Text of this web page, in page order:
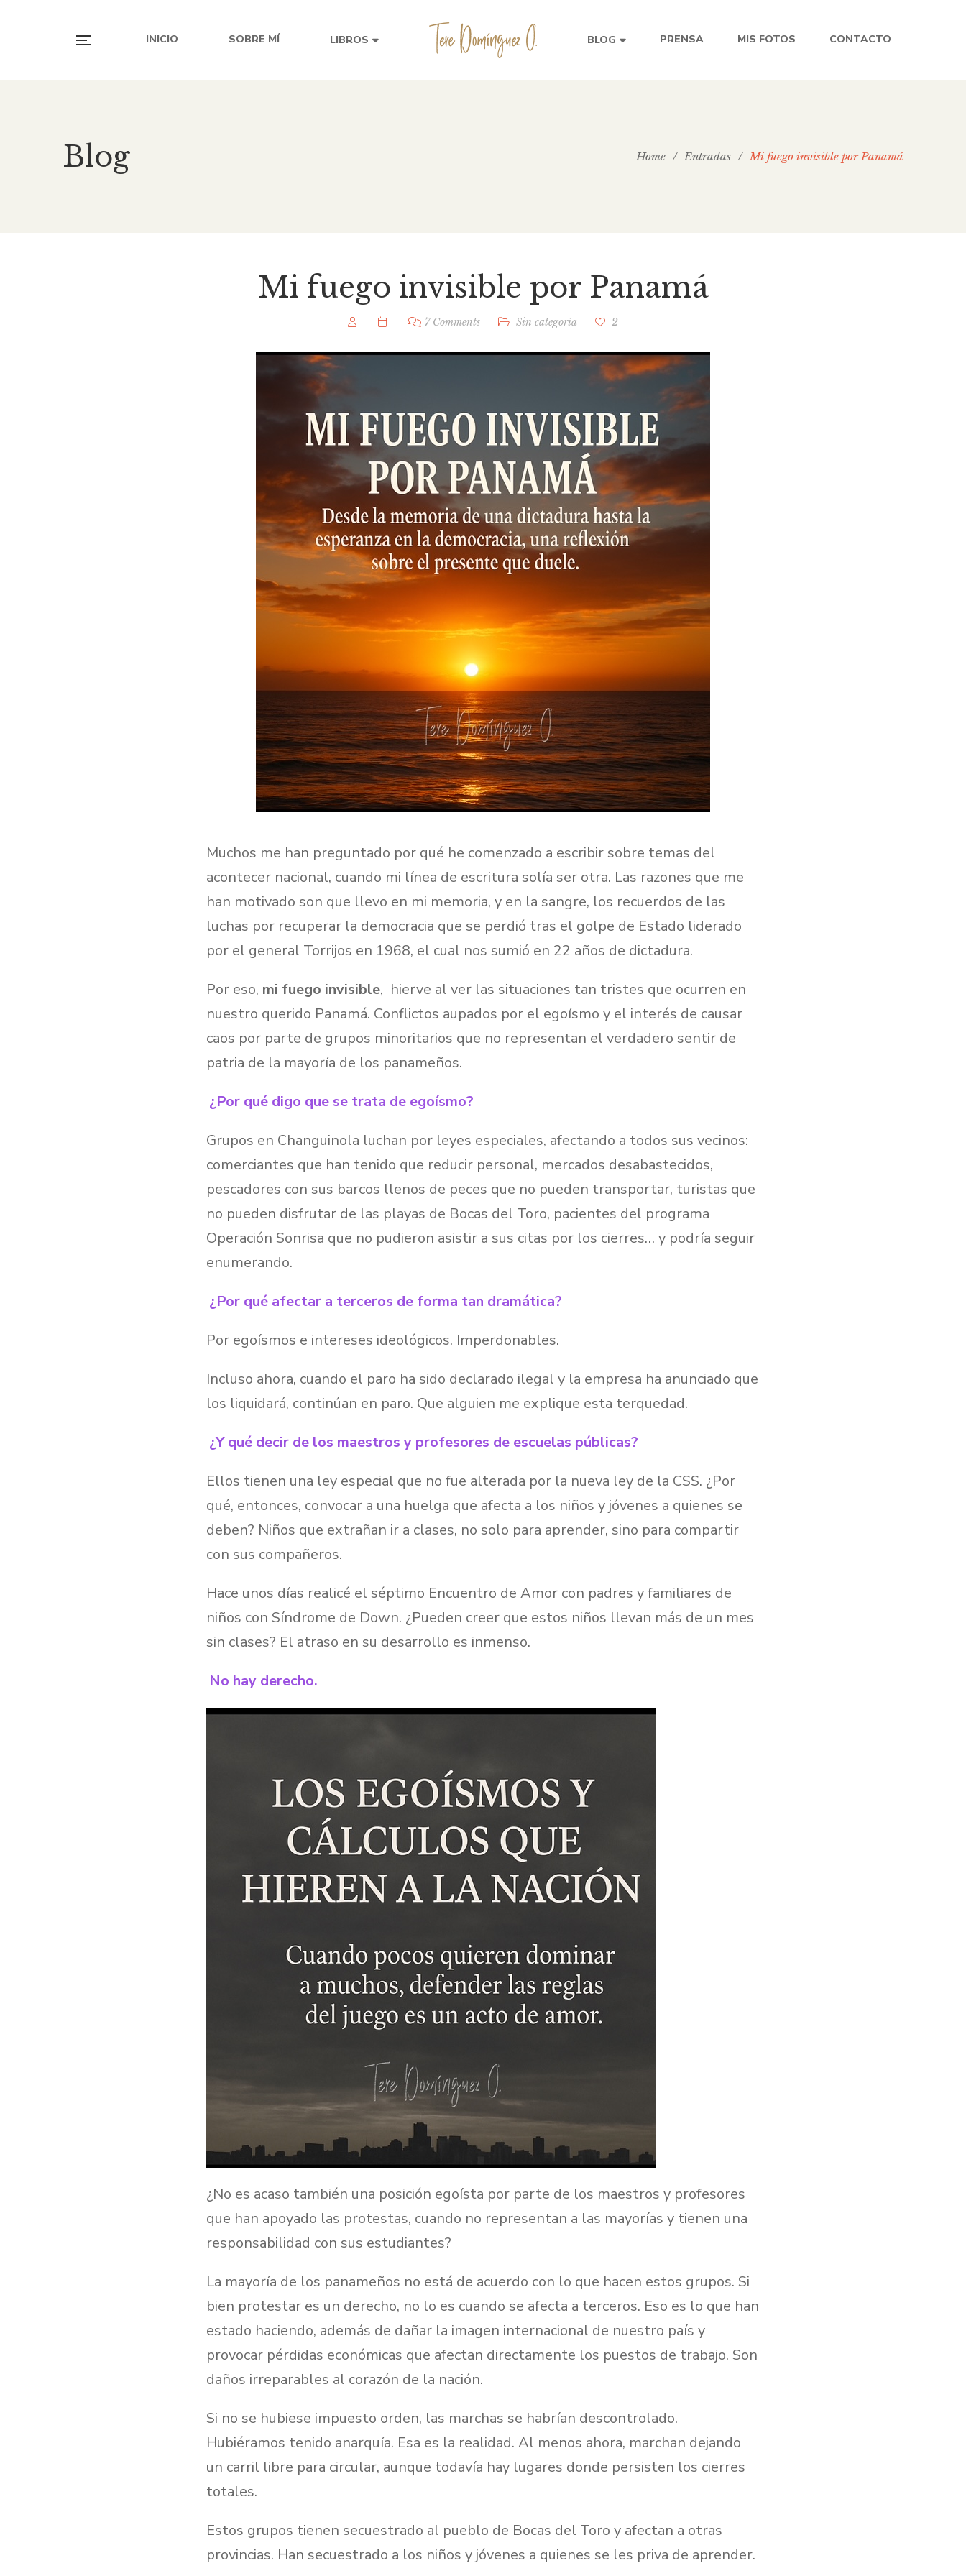
INICIO SOBRE MÍ LIBROS BLOG PRENSA MIS FOTOS CONTACTO
Blog Home / Entradas / Mi fuego invisible por Panamá
Mi fuego invisible por Panamá
7 Comments Sin categoría 2
Muchos me han preguntado por qué he comenzado a escribir sobre temas del
acontecer nacional, cuando mi línea de escritura solía ser otra. Las razones que me
han motivado son que llevo en mi memoria, y en la sangre, los recuerdos de las
luchas por recuperar la democracia que se perdió tras el golpe de Estado liderado
por el general Torrijos en 1968, el cual nos sumió en 22 años de dictadura.
Por eso, mi fuego invisible, hierve al ver las situaciones tan tristes que ocurren en
nuestro querido Panamá. Conflictos aupados por el egoísmo y el interés de causar
caos por parte de grupos minoritarios que no representan el verdadero sentir de
patria de la mayoría de los panameños.
¿Por qué digo que se trata de egoísmo?
Grupos en Changuinola luchan por leyes especiales, afectando a todos sus vecinos:
comerciantes que han tenido que reducir personal, mercados desabastecidos,
pescadores con sus barcos llenos de peces que no pueden transportar, turistas que
no pueden disfrutar de las playas de Bocas del Toro, pacientes del programa
Operación Sonrisa que no pudieron asistir a sus citas por los cierres… y podría seguir
enumerando.
¿Por qué afectar a terceros de forma tan dramática?
Por egoísmos e intereses ideológicos. Imperdonables.
Incluso ahora, cuando el paro ha sido declarado ilegal y la empresa ha anunciado que
los liquidará, continúan en paro. Que alguien me explique esta terquedad.
¿Y qué decir de los maestros y profesores de escuelas públicas?
Ellos tienen una ley especial que no fue alterada por la nueva ley de la CSS. ¿Por
qué, entonces, convocar a una huelga que afecta a los niños y jóvenes a quienes se
deben? Niños que extrañan ir a clases, no solo para aprender, sino para compartir
con sus compañeros.
Hace unos días realicé el séptimo Encuentro de Amor con padres y familiares de
niños con Síndrome de Down. ¿Pueden creer que estos niños llevan más de un mes
sin clases? El atraso en su desarrollo es inmenso.
No hay derecho.
¿No es acaso también una posición egoísta por parte de los maestros y profesores
que han apoyado las protestas, cuando no representan a las mayorías y tienen una
responsabilidad con sus estudiantes?
La mayoría de los panameños no está de acuerdo con lo que hacen estos grupos. Si
bien protestar es un derecho, no lo es cuando se afecta a terceros. Eso es lo que han
estado haciendo, además de dañar la imagen internacional de nuestro país y
provocar pérdidas económicas que afectan directamente los puestos de trabajo. Son
daños irreparables al corazón de la nación.
Si no se hubiese impuesto orden, las marchas se habrían descontrolado.
Hubiéramos tenido anarquía. Esa es la realidad. Al menos ahora, marchan dejando
un carril libre para circular, aunque todavía hay lugares donde persisten los cierres
totales.
Estos grupos tienen secuestrado al pueblo de Bocas del Toro y afectan a otras
provincias. Han secuestrado a los niños y jóvenes a quienes se les priva de aprender.